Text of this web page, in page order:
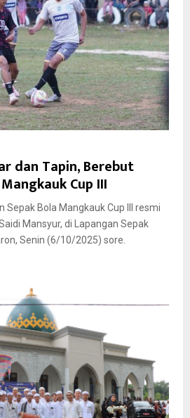
dan Tapin, Berebut
Cup III
Sepak Bola Mangkauk Cup III resmi
Mansyur, di Lapangan Sepak
Senin (6/10/2025) sore.